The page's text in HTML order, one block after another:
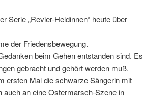
Serie „Revier-Heldinnen“ heute über
der Friedensbewegung.
beim Gehen entstanden sind. Es
gebracht und gehört werden muß.
ersten Mal die schwarze Sängerin mit
auch an eine Ostermarsch-Szene in